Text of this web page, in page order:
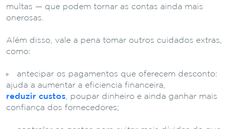
multas — que podem tornar as contas ainda mais
onerosas.
Além disso, vale a pena tomar outros cuidados extras,
como:
antecipar os pagamentos que oferecem desconto:
ajuda a aumentar a eficiência financeira,
reduzir custos , poupar dinheiro e ainda ganhar mais
confiança dos fornecedores;